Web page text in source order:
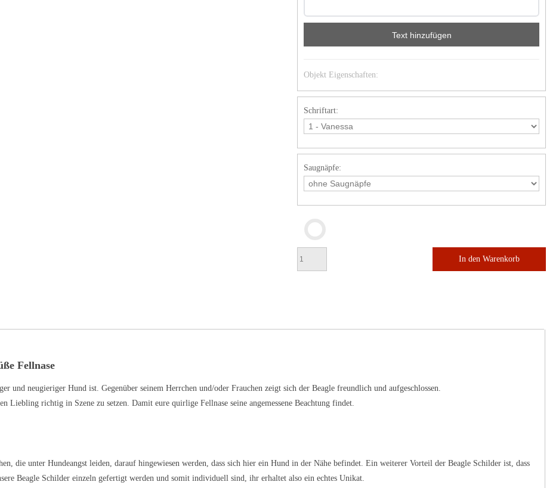
Text hinzufügen
Objekt Eigenschaften:
Schriftart:
Saugnäpfe:
In den Warenkorb
Fellnase
und neugieriger Hund ist. Gegenüber seinem Herrchen und/oder Frauchen zeigt sich der Beagle freundlich und aufgeschlossen.
Liebling richtig in Szene zu setzen. Damit eure quirlige Fellnase seine angemessene Beachtung findet.
die unter Hundeangst leiden, darauf hingewiesen werden, dass sich hier ein Hund in der Nähe befindet. Ein weiterer Vorteil der Beagle Schilder ist, dass
Beagle Schilder einzeln gefertigt werden und somit individuell sind, ihr erhaltet also ein echtes Unikat.